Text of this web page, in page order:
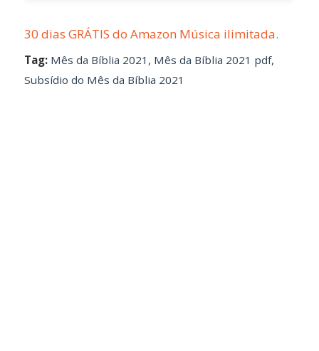
30 dias GRÁTIS do Amazon Música ilimitada.
Tag: Mês da Bíblia 2021 , Mês da Bíblia 2021 pdf,
Subsídio do Mês da Bíblia 2021